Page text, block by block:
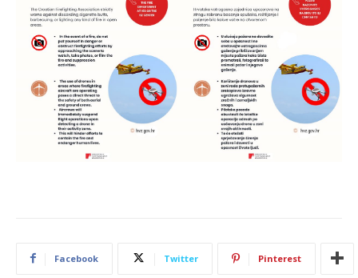
Facebook Twitter Pinterest